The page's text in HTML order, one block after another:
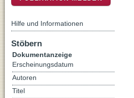
Hilfe und Informationen
Stöbern
Dokumentanzeige
Erscheinungsdatum
Autoren
Titel